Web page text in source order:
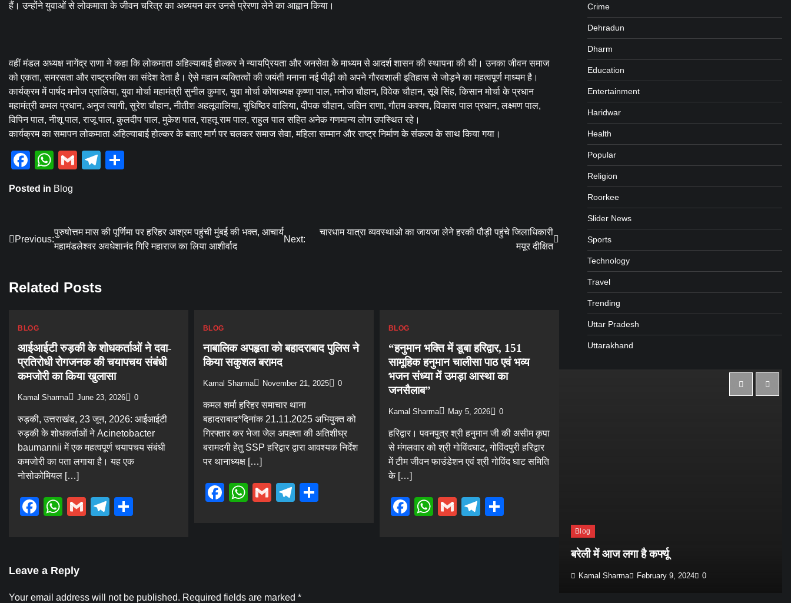
हैं। उन्होंने युवाओं से लोकमाता के जीवन चरित्र का अध्ययन कर उनसे प्रेरणा लेने का आह्वान किया।
वहीं मंडल अध्यक्ष नागेंद्र राणा ने कहा कि लोकमाता अहिल्याबाई होल्कर ने न्यायप्रियता और जनसेवा के माध्यम से आदर्श शासन की स्थापना की थी। उनका जीवन समाज
को एकता, समरसता और राष्ट्रभक्ति का संदेश देता है। ऐसे महान व्यक्तित्वों की जयंती मनाना नई पीढ़ी को अपने गौरवशाली इतिहास से जोड़ने का महत्वपूर्ण माध्यम है।
कार्यक्रम में पार्षद मनोज प्रालिया, युवा मोर्चा महामंत्री सुनील कुमार, युवा मोर्चा कोषाध्यक्ष कृष्णा पाल, मनोज चौहान, विवेक चौहान, सूबे सिंह, किसान मोर्चा के प्रधान
महामंत्री कमल प्रधान, अनुज त्यागी, सुरेश चौहान, नीतीश अहलूवालिया, युधिष्ठिर वालिया, दीपक चौहान, जतिन राणा, गौतम कश्यप, विकास पाल प्रधान, लक्ष्मण पाल,
विपिन पाल, नीशू पाल, राजू पाल, कुलदीप पाल, मुकेश पाल, राहतू राम पाल, राहुल पाल सहित अनेक गणमान्य लोग उपस्थित रहे।
कार्यक्रम का समापन लोकमाता अहिल्याबाई होल्कर के बताए मार्ग पर चलकर समाज सेवा, महिला सम्मान और राष्ट्र निर्माण के संकल्प के साथ किया गया।
Facebook
WhatsApp
GmailTelegram
Posted in Blog
Post
Previous:
पुरुषोत्तम मास की पूर्णिमा पर हरिहर आश्रम पहुंची मुंबई की भक्त, आचार्य
महामंडलेश्वर अवधेशानंद गिरि महाराज का लिया आशीर्वाद
Next:
चारधाम यात्रा व्यवस्थाओ का जायजा लेने हरकी पौड़ी पहुंचे जिलाधिकारी
मयूर दीक्षित
Related Posts
BLOG
आईआईटी रुड़की के शोधकर्ताओं ने दवा-
प्रतिरोधी रोगजनक की चयापचय संबंधी
कमजोरी का किया खुलासा
Kamal Sharma June 23, 2026 0
रुड़की, उत्तराखंड, 23 जून, 2026: आईआईटी
रुड़की के शोधकर्ताओं ने Acinetobacter
baumannii में एक महत्वपूर्ण चयापचय संबंधी
कमजोरी का पता लगाया है। यह एक
नोसोकोमियल […]
Facebook
WhatsApp
GmailTelegram
BLOG
नाबालिक अपहृता को बहादराबाद पुलिस ने
किया सकुशल बरामद
Kamal Sharma November 21, 2025 0
कमल शर्मा हरिहर समाचार थाना
बहादराबाद*दिनांक 21.11.2025 अभियुक्त को
गिरफ्तार कर भेजा जेल अपह्ता की अतिशीघ्र
बरामदगी हेतु SSP हरिद्वार द्वारा आवश्यक निर्देश
पर थानाध्यक्ष […]
Facebook
WhatsApp
GmailTelegram
BLOG
“हनुमान भक्ति में डूबा हरिद्वार, 151
सामूहिक हनुमान चालीसा पाठ एवं भव्य
भजन संध्या में उमड़ा आस्था का
जनसैलाब”
Kamal Sharma May 5, 2026 0
हरिद्वार। पवनपुत्र श्री हनुमान जी की असीम कृपा
से मंगलवार को श्री गोविंदघाट, गोविंदपुरी हरिद्वार
में टीम जीवन फाउंडेशन एवं श्री गोविंद घाट समिति
के […]
Facebook
WhatsApp
GmailTelegram
Leave a Reply
Your email address will not be published. Required fields are marked *
Crime
Dehradun
Dharm
Education
Entertainment
Haridwar
Health
Popular
Religion
Roorkee
Slider News
Sports
Technology
Travel
Trending
Uttar Pradesh
Uttarakhand
Blog
बरेली में आज लगा है कर्फ्यू
Kamal Sharma February 9, 2024 0